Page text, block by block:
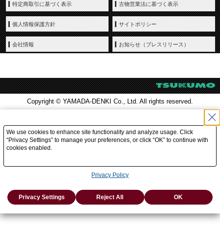
特定商取引に基づく表示 古物営業法に基づく表示
個人情報保護方針 サイトポリシー
会社情報 お知らせ（プレスリリース）
Copyright © YAMADA-DENKI Co., Ltd. All rights reserved.
We use cookies to enhance site functionality and analyze usage. Click
“Privacy Settings” to manage your preferences, or click “OK” to continue with
cookies enabled.
Privacy Policy
Privacy Settings Reject All OK